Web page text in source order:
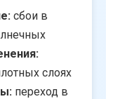
сбои в
слоях
переход в